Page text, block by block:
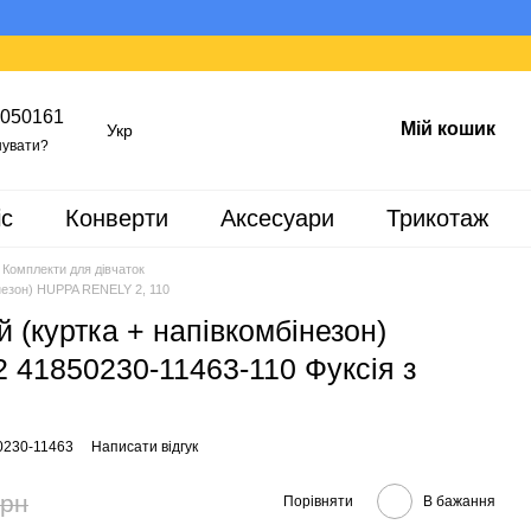
Укр Мій кошик
Конверти Аксесуари Трикотаж
Комплекти для дівчаток
HUPPA RENELY 2, 110
+ напівкомбінезон)
41850230-11463-110 Фуксія з
11463 Написати відгук
Порівняти В бажання